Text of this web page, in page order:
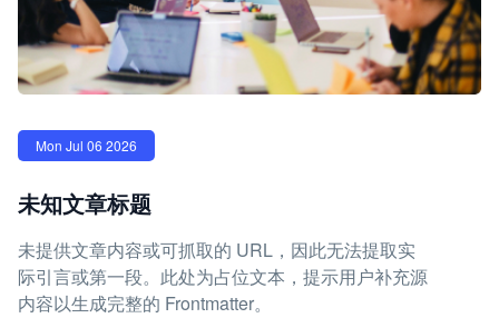
Mon Jul 06 2026
未知文章标题
未提供文章内容或可抓取的 URL，因此无法提取实
际引言或第一段。此处为占位文本，提示用户补充源
内容以生成完整的 Frontmatter。